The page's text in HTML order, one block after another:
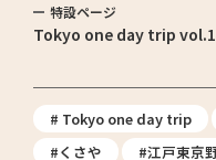
特設ページ
Tokyo one day trip
# Tokyo one day trip
#くさや
#江戸東京